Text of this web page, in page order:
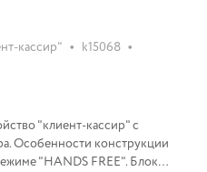
кассир" • k15068 •
"клиент-кассир" с
Особенности конструкции
"НANDS FREE". Блок